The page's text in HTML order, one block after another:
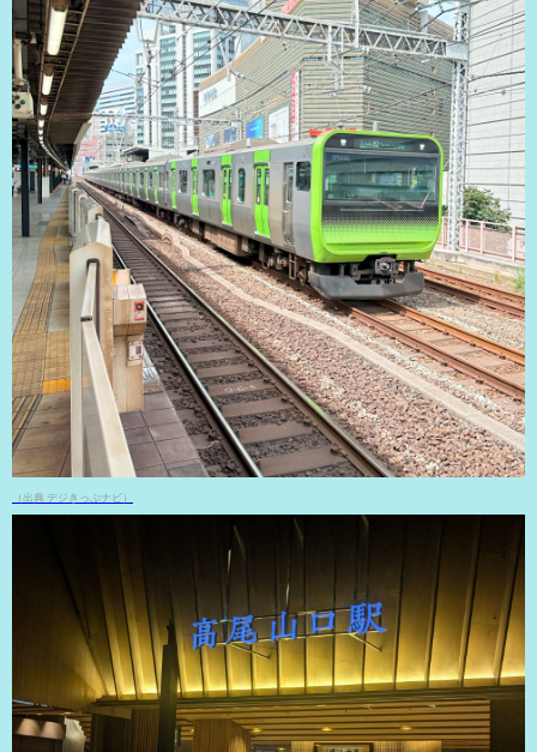
（出典 デジきっぷナビ）